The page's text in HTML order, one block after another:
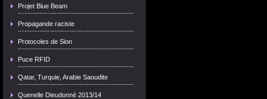
Projet Blue Beam
Propagande raciste
Protocoles de Sion
Puce RFID
Qatar, Turquie, Arabie Saoudite
Quenelle Dieudonné 2013/14